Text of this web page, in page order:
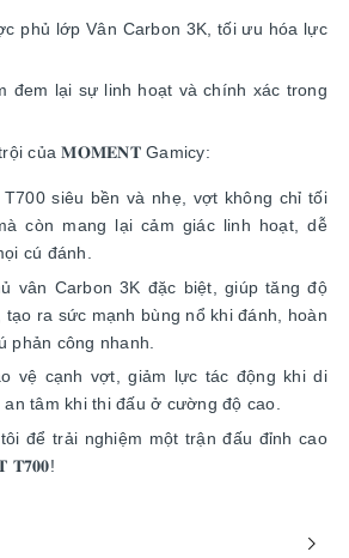
phủ lớp Vân Carbon 3K, tối ưu hóa lực
đem lại sự linh hoạt và chính xác trong
của 𝐌𝐎𝐌𝐄𝐍𝐓 Gamicy:
siêu bền và nhẹ, vợt không chỉ tối
còn mang lại cảm giác linh hoạt, dễ
cú đánh.
vân Carbon 3K đặc biệt, giúp tăng độ
tạo ra sức mạnh bùng nổ khi đánh, hoàn
phản công nhanh.
vệ cạnh vợt, giảm lực tác động khi di
tâm khi thi đấu ở cường độ cao.
để trải nghiệm một trận đấu đỉnh cao
𝐓𝟕𝟎𝟎!